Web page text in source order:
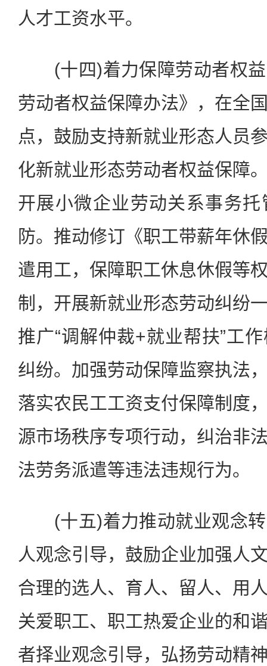
人才工资水平。
(十四)着力保障劳动者权益
劳动者权益保障办法》，在全
点，鼓励支持新就业形态人员
化新就业形态劳动者权益保障
开展小微企业劳动关系事务
防。推动修订《职工带薪年休
遣用工，保障职工休息休假等
制，开展新就业形态劳动纠纷
推广“调解仲裁+就业帮扶”工
纠纷。加强劳动保障监察执法
落实农民工工资支付保障制度
源市场秩序专项行动，纠治非
法劳务派遣等违法违规行为。
(十五)着力推动就业观念转
人观念引导，鼓励企业加强人
合理的选人、育人、留人、用
关爱职工、职工热爱企业的和
者择业观念引导，弘扬劳动精